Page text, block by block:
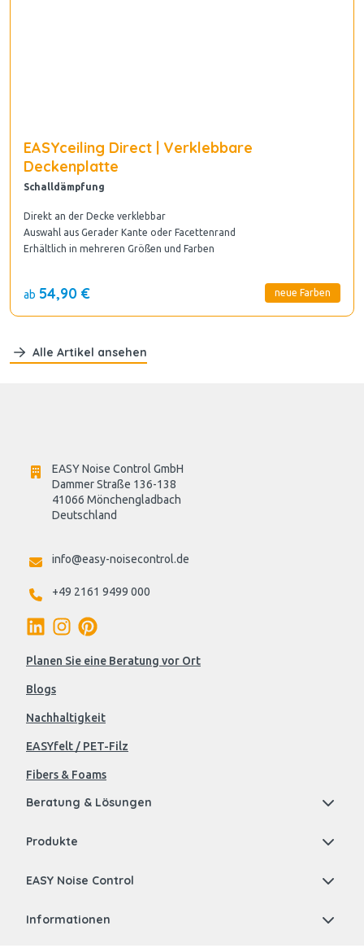
EASYceiling Direct | Verklebbare
Deckenplatte
Schalldämpfung
Direkt an der Decke verklebbar
Auswahl aus Gerader Kante oder Facettenrand
Erhältlich in mehreren Größen und Farben
neue Farben
ab 54,90 €
Alle Artikel ansehen
EASY Noise Control GmbH
Dammer Straße 136-138
41066 Mönchengladbach
Deutschland
info@easy-noisecontrol.de
+49 2161 9499 000
Planen Sie eine Beratung vor Ort
Blogs
Nachhaltigkeit
EASYfelt / PET-Filz
Fibers & Foams
Beratung & Lösungen
Produkte
EASY Noise Control
Informationen